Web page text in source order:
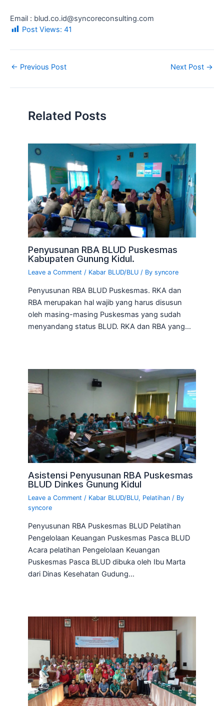
Email : blud.co.id@syncoreconsulting.com
Post Views: 41
← Previous Post Next Post →
Related Posts
Penyusunan RBA BLUD Puskesmas
Kabupaten Gunung Kidul.
Leave a Comment / Kabar BLUD/BLU / Bysyncore
Penyusunan RBA BLUD Puskesmas. RKA dan
RBA merupakan hal wajib yang harus disusun
oleh masing-masing Puskesmas yang sudah
menyandang status BLUD. RKA dan RBA yang…
Asistensi Penyusunan RBA Puskesmas
BLUD Dinkes Gunung Kidul
Leave a Comment / Kabar BLUD/BLU, Pelatihan / By
syncore
Penyusunan RBA Puskesmas BLUD Pelatihan
Pengelolaan Keuangan Puskesmas Pasca BLUD
Acara pelatihan Pengelolaan Keuangan
Puskesmas Pasca BLUD dibuka oleh Ibu Marta
dari Dinas Kesehatan Gudung…